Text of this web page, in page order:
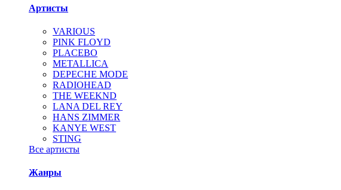
Артисты
VARIOUS
PINK FLOYD
PLACEBO
METALLICA
DEPECHE MODE
RADIOHEAD
THE WEEKND
LANA DEL REY
HANS ZIMMER
KANYE WEST
STING
Все артисты
Жанры